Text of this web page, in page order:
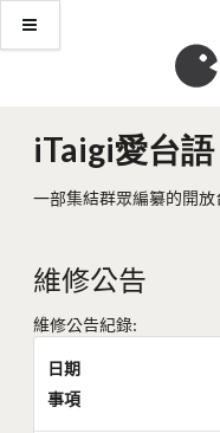
iTaigi愛台語
一部集結群眾編纂的開
維修公告
維修公告紀錄:
日期
事項